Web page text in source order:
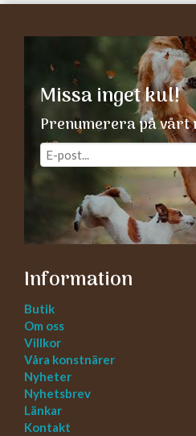
Missa inget kul!
Prenumerera på vårt
Information
Butik
Om oss
Villkor
Våra konstnärer
Nyheter
Nyhetsbrev
Länkar
Kontakt